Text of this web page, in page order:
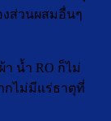
งส่วนผสมอื่นๆ
น้ำ RO ก็ไม่
กไม่มีแร่ธาตุที่